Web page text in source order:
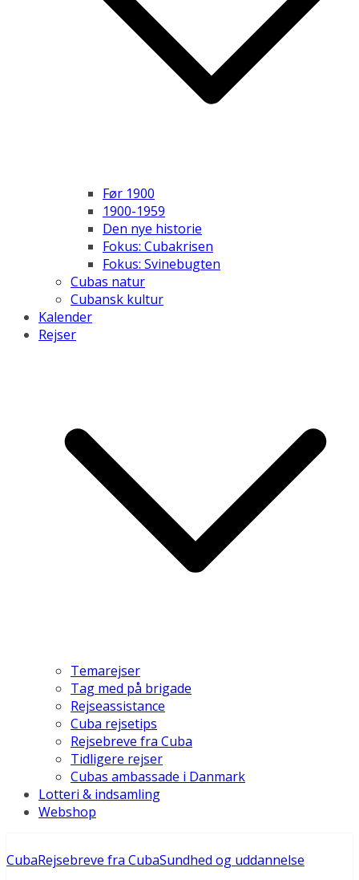
Før 1900
1900-1959
Den nye historie
Fokus: Cubakrisen
Fokus: Svinebugten
Cubas natur
Cubansk kultur
Kalender
Rejser
Temarejser
Tag med på brigade
Rejseassistance
Cuba rejsetips
Rejsebreve fra Cuba
Tidligere rejser
Cubas ambassade i Danmark
Lotteri & indsamling
Webshop
CubaRejsebreve fra CubaSundhed og uddannelse